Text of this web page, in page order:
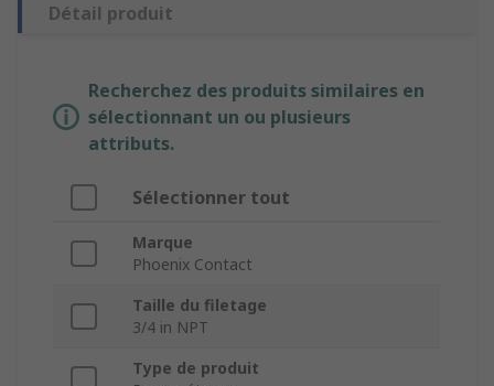
Détail produit
Recherchez des produits similaires en
sélectionnant un ou plusieurs
attributs.
Sélectionner tout
Marque
Phoenix Contact
Taille du filetage
3/4 in NPT
Type de produit